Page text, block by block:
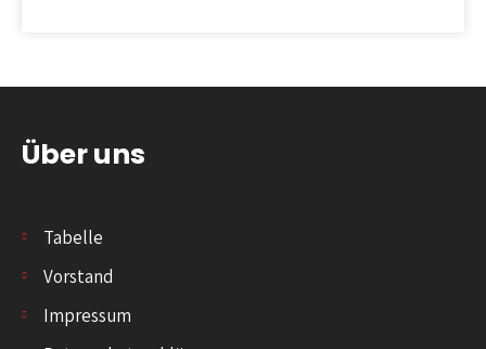
Über uns
Tabelle
Vorstand
Impressum